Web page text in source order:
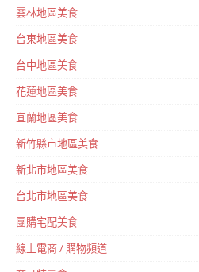
雲林地區美食
台東地區美食
台中地區美食
花蓮地區美食
宜蘭地區美食
新竹縣市地區美食
新北市地區美食
台北市地區美食
團購宅配美食
線上電商 / 購物頻道